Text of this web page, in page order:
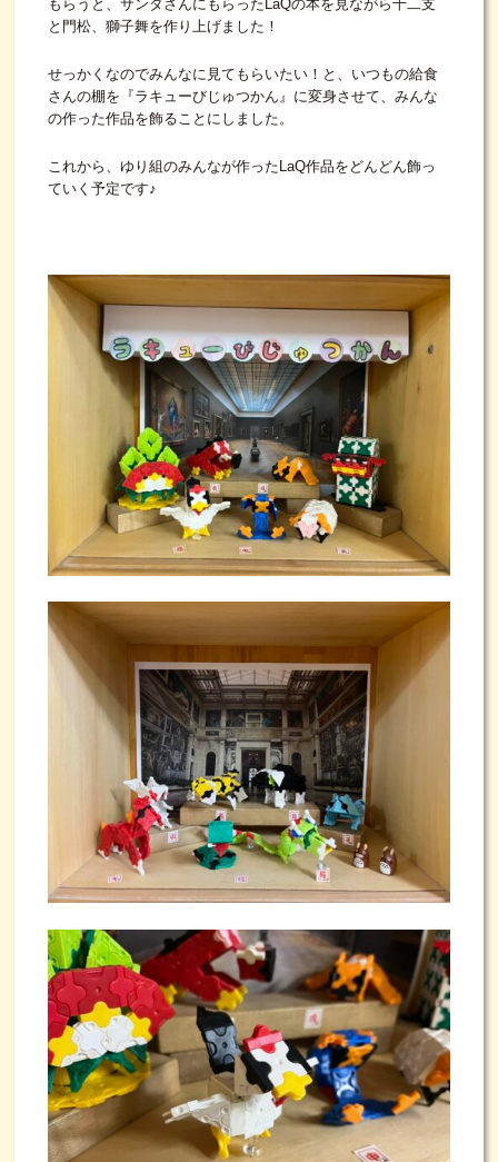
もらうと、サンタさんにもらったLaQの本を見ながら十二支
と門松、獅子舞を作り上げました！
せっかくなのでみんなに見てもらいたい！と、いつもの給食
さんの棚を『ラキューびじゅつかん』に変身させて、みんな
の作った作品を飾ることにしました。
これから、ゆり組のみんなが作ったLaQ作品をどんどん飾っ
ていく予定です♪